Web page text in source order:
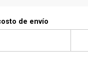
de envío